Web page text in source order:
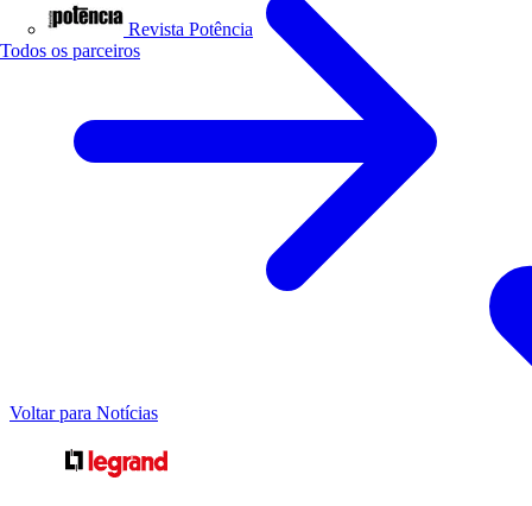
Revista Potência
Todos os parceiros
Voltar para Notícias